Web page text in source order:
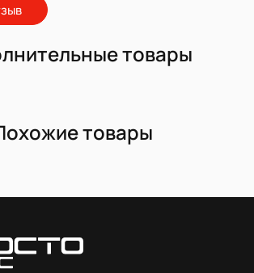
товары
товары